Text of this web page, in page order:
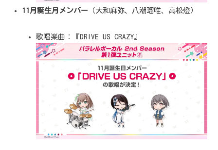
11月誕生月メンバー （大和麻弥、八潮瑠唯、高松燈）
歌唱楽曲：『DRIVE US CRAZY』